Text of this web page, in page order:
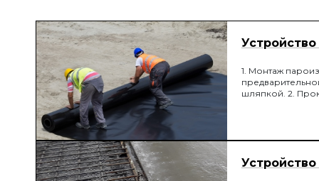
1. Монтаж
шляпкой. 2.